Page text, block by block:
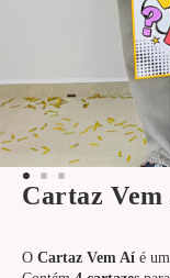
Cartaz
O Cartaz Vem Aí é